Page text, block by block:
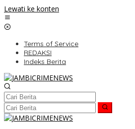
Lewati ke konten
Terms of Service
REDAKSI
Indeks Berita